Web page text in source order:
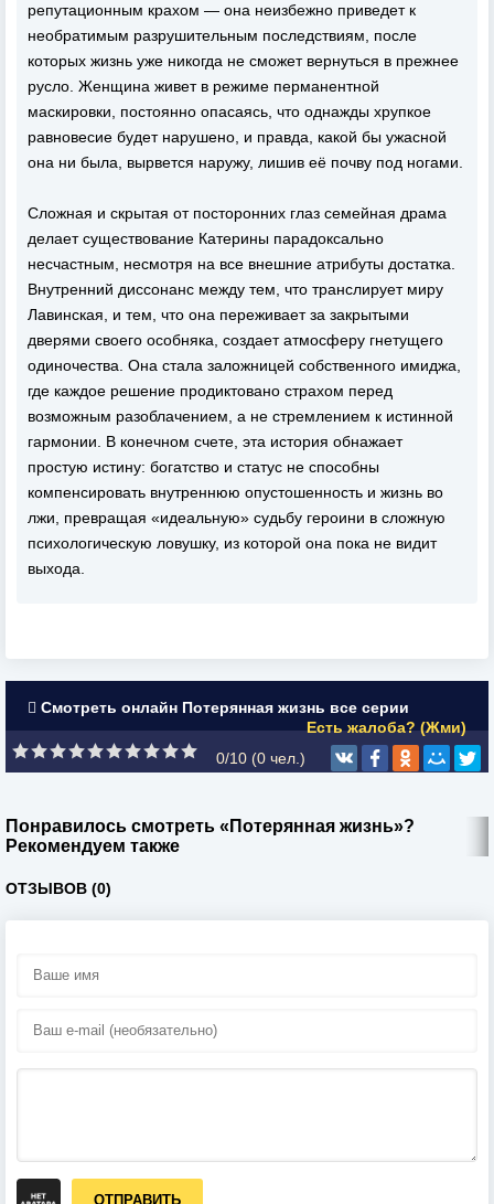
репутационным крахом — она неизбежно приведет к
необратимым разрушительным последствиям, после
которых жизнь уже никогда не сможет вернуться в прежнее
русло. Женщина живет в режиме перманентной
маскировки, постоянно опасаясь, что однажды хрупкое
равновесие будет нарушено, и правда, какой бы ужасной
она ни была, вырвется наружу, лишив её почву под ногами.
Сложная и скрытая от посторонних глаз семейная драма
делает существование Катерины парадоксально
несчастным, несмотря на все внешние атрибуты достатка.
Внутренний диссонанс между тем, что транслирует миру
Лавинская, и тем, что она переживает за закрытыми
дверями своего особняка, создает атмосферу гнетущего
одиночества. Она стала заложницей собственного имиджа,
где каждое решение продиктовано страхом перед
возможным разоблачением, а не стремлением к истинной
гармонии. В конечном счете, эта история обнажает
простую истину: богатство и статус не способны
компенсировать внутреннюю опустошенность и жизнь во
лжи, превращая «идеальную» судьбу героини в сложную
психологическую ловушку, из которой она пока не видит
выхода.
Смотреть онлайн Потерянная жизнь все серии
Есть жалоба? (Жми)
0/10 (0 чел.)
Понравилось смотреть «Потерянная жизнь»?
Рекомендуем также
ОТЗЫВОВ (0)
ОТПРАВИТЬ